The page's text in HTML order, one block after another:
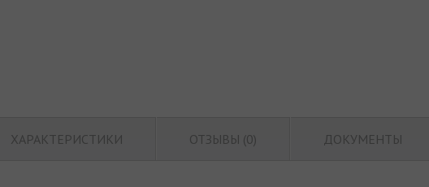
ХАРАКТЕРИСТИКИ ОТЗЫВЫ (0) ДОКУМЕНТЫ